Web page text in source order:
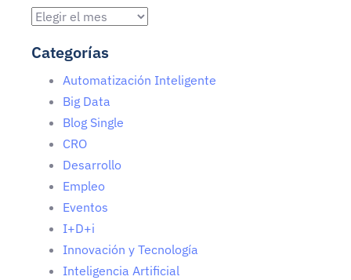
Categorías
Automatización Inteligente
Big Data
Blog Single
CRO
Desarrollo
Empleo
Eventos
I+D+i
Innovación y Tecnología
Inteligencia Artificial